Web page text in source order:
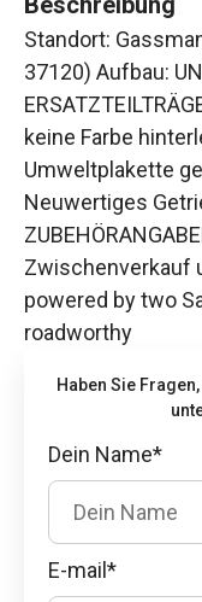
Standort:
37120) Aufbau:
keine Farbe
Umweltplakette
Neuwertiges
Zwischenverkauf
powered by two
roadworthy
Haben Sie
Dein Name*
E-mail*